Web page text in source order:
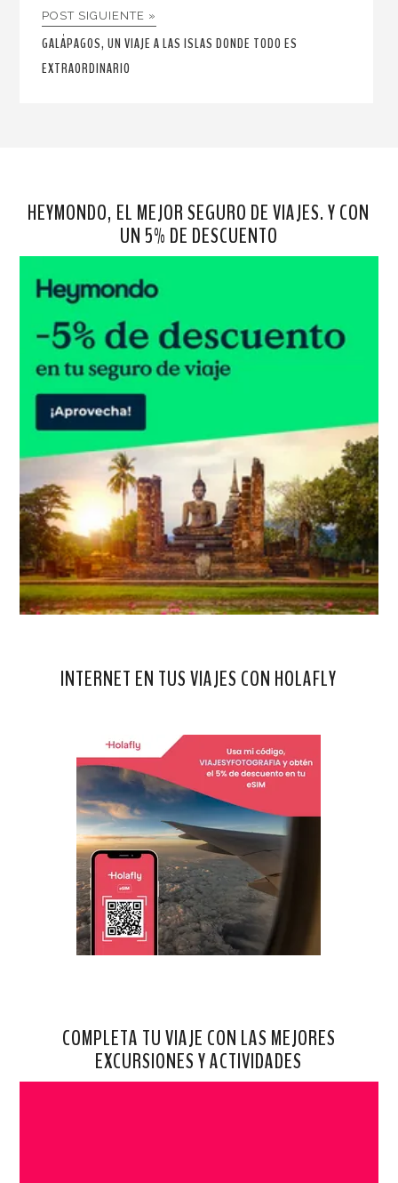
POST SIGUIENTE »
GALÁPAGOS, UN VIAJE A LAS ISLAS DONDE TODO ES
EXTRAORDINARIO
HEYMONDO, EL MEJOR SEGURO DE VIAJES. Y CON
UN 5% DE DESCUENTO
INTERNET EN TUS VIAJES CON HOLAFLY
COMPLETA TU VIAJE CON LAS MEJORES
EXCURSIONES Y ACTIVIDADES